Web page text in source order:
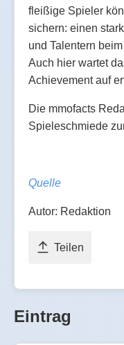
fleißige Spieler
sichern: einen
und Talentern
Auch hier wartet
Achievement auf
Die mmofacts
Spieleschmiede
Quelle
Autor: Redaktion
Teilen
Eintrag